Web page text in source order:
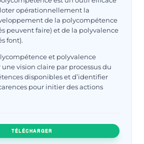
opérationnellement la
de la polycompétence
peuvent faire) et de la polyvalence
font).
et polyvalence
vision claire par processus du
disponibles et d’identifier
pour initier des actions
TÉLÉCHARGER